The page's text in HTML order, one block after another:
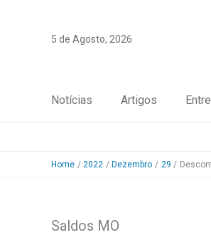
5 de Agosto, 2026
Notícias Artigos
Home 2022 Dezembro 29
Saldos MO